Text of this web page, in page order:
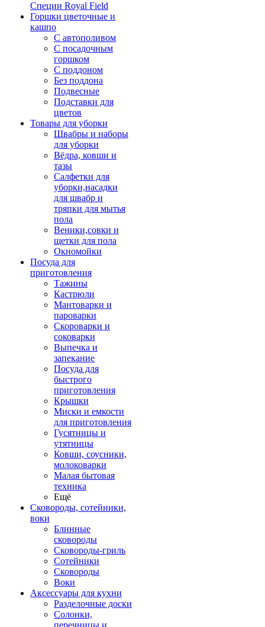
Специи Royal Field
Горшки цветочные и
кашпо
С автополивом
С посадочным
горшком
С поддоном
Без поддона
Подвесные
Подставки для
цветов
Товары для уборки
Швабры и наборы
для уборки
Вёдра, ковши и
тазы
Салфетки для
уборки,насадки
для швабр и
тряпки для мытья
пола
Веники,совки и
щетки для пола
Окномойки
Посуда для
приготовления
Тажины
Кастрюли
Мантоварки и
пароварки
Скороварки и
соковарки
Выпечка и
запекание
Посуда для
быстрого
приготовления
Крышки
Миски и емкости
для приготовления
Гусятницы и
утятницы
Ковши, соусники,
молоковарки
Малая бытовая
техника
Ещё
Сковороды, сотейники,
воки
Блинные
сковороды
Сковороды-гриль
Сотейники
Сковороды
Воки
Аксессуары для кухни
Разделочные доски
Солонки,
перечницы и